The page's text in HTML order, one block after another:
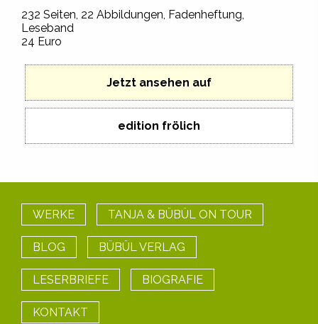
232 Seiten, 22 Abbildungen, Fadenheftung,
Leseband
24 Euro
Jetzt ansehen auf
edition frölich
WERKE TANJA & BÜBÜL ON TOUR
BLOG BÜBÜL VERLAG
LESERBRIEFE BIOGRAFIE
KONTAKT